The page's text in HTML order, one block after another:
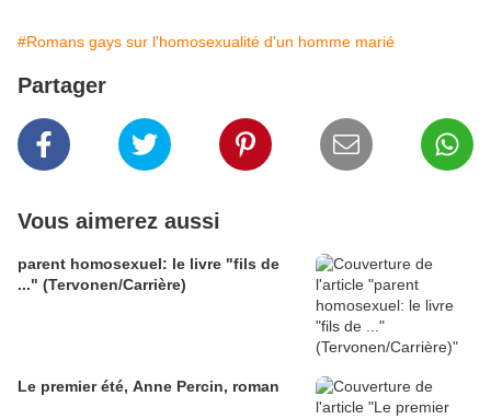
#Romans gays sur l'homosexualité d'un homme marié
Partager
Vous aimerez aussi
parent homosexuel: le livre "fils de
..." (Tervonen/Carrière)
Le premier été, Anne Percin, roman